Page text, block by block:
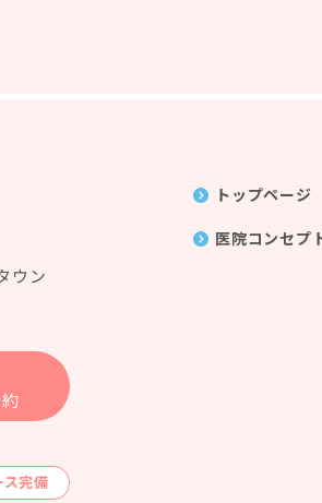
ウン
ス完備
トップページ
医院コンセプ